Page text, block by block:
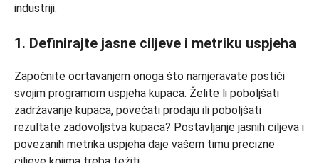
industriji.
1. Definirajte jasne ciljeve i metriku uspjeha
Započnite ocrtavanjem onoga što namjeravate postići
svojim programom uspjeha kupaca. Želite li poboljšati
zadržavanje kupaca, povećati prodaju ili poboljšati
rezultate zadovoljstva kupaca? Postavljanje jasnih ciljeva i
povezanih metrika uspjeha daje vašem timu precizne